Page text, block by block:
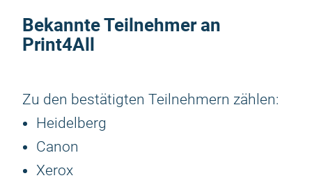
Bekannte Teilnehmer an
Print4All
Zu den bestätigten Teilnehmern zählen:
Heidelberg
Canon
Xerox